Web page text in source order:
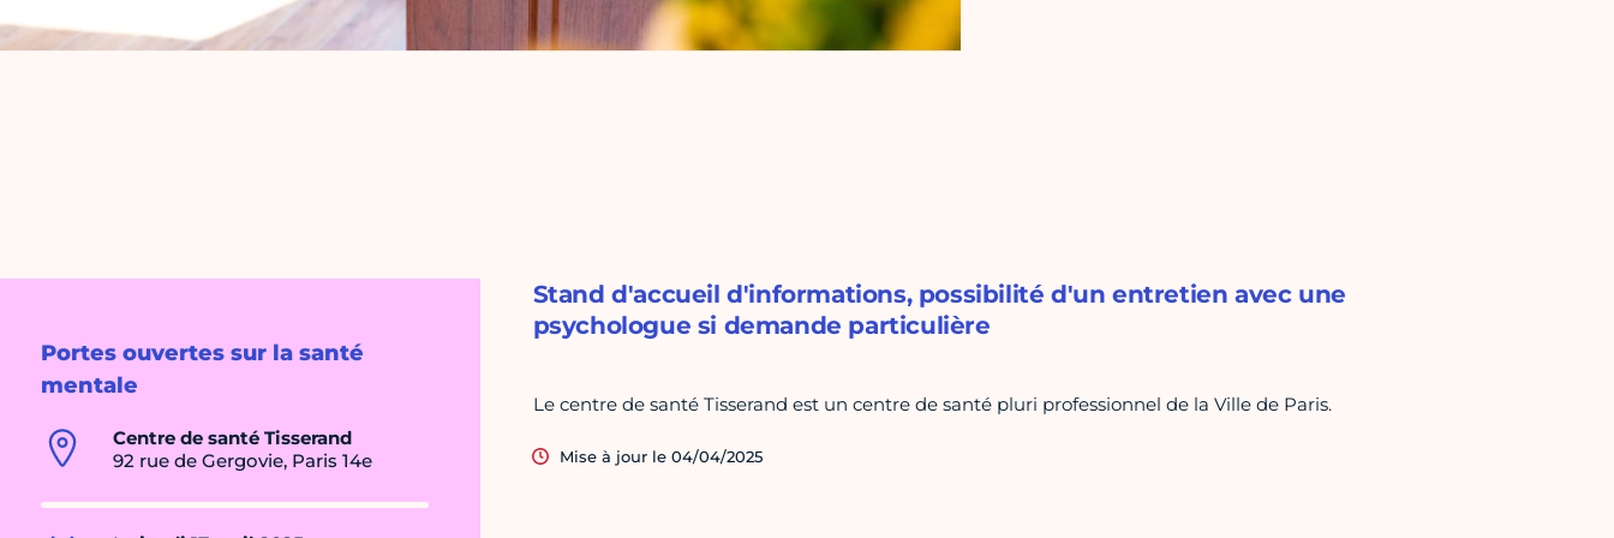
Portes ouvertes sur la santé
mentale
Centre de santé Tisserand
92 rue de Gergovie, Paris 14e
Stand d'accueil d'informations, possibilité d'un entretien avec une
psychologue si demande particulière
Le centre de santé Tisserand est un centre de santé pluri professionnel de la Ville de Paris.
Mise à jour le 04/04/2025